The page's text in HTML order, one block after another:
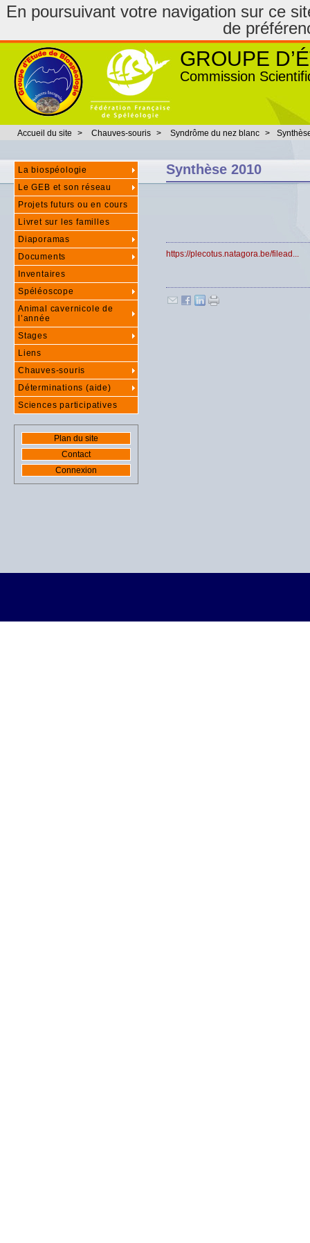
En poursuivant votre navigation sur ce
de
GROUPE
Commission
Accueil du site > Chauves-souris > Syndrôme du nez blanc >
Synthèse 2010
https://plecotus.natagora.be/filead...
La biospéologie
Le GEB et son réseau
Projets futurs ou en cours
Livret sur les familles
Diaporamas
Documents
Inventaires
Spéléoscope
Animal cavernicole de
l’année
Stages
Liens
Chauves-souris
Déterminations (aide)
Sciences participatives
Plan du site
Contact
Connexion